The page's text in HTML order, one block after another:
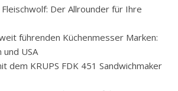
Der Allrounder für Ihre
führenden Küchenmesser Marken:
und USA
dem KRUPS FDK 451 Sandwichmaker